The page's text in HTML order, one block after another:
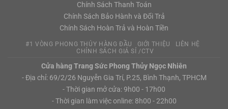
Chính Sách Thanh Toán
Chính Sách Bảo Hành và Đổi Trả
Chính Sách Hoàn Trả và Hoàn Tiền
#1 VÒNG PHONG THỦY HÀNG ĐẦU GIỚI THIỆU
LIÊN HỆ
CHÍNH SÁCH GIÁ SỈ /CTV
Cửa hàng Trang Sức Phong Thủy Ngọc Nhiên
- Địa chỉ: 69/2/26 Nguyễn Gia Trí, P.25, Bình Thạnh, TPHCM
- Thời gian mở cửa: 9h00 - 17h00
- Thời gian làm việc online: 8h00 - 22h00